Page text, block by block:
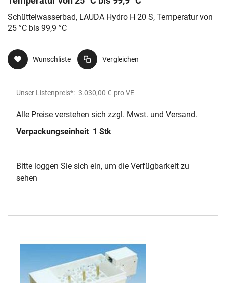
Schüttelwasserbad, LAUDA Hydro H 20 S, Temperatur von
25 °C bis 99,9 °C
Wunschliste Vergleichen
Unser Listenpreis*: 3.030,00 € pro VE
Alle Preise verstehen sich zzgl. Mwst. und Versand.
Verpackungseinheit 1 Stk
Bitte loggen Sie sich ein, um die Verfügbarkeit zu
sehen